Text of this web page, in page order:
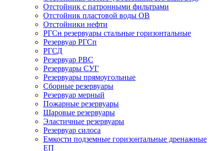
Отстойник с патронными фильтрами
Отстойник пластовой воды ОВ
Отстойники нефти
РГСн резервуары стальные горизонтальные
Резервуар РГСп
РГСД
Резервуар РВС
Резервуары СУГ
Резервуары прямоугольные
Сборные резервуары
Резервуар мерный
Пожарные резервуары
Шаровые резервуары
Эластичные резервуары
Резервуар силоса
Емкости подземные горизонтальные дренажные
ЕП